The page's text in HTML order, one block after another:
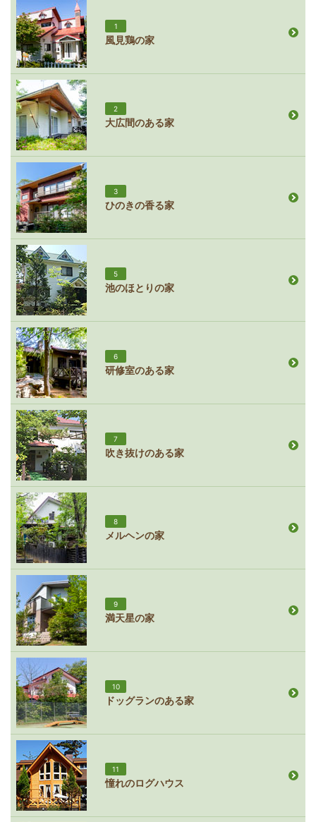
1
風見鶏の家
2
大広間のある家
3
ひのきの香る家
5
池のほとりの家
6
研修室のある家
7
吹き抜けのある家
8
メルヘンの家
9
満天星の家
10
ドッグランのある家
11
憧れのログハウス